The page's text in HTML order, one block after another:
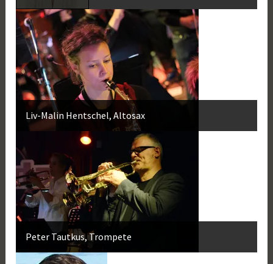
Liv-Malin Hentschel, Altosax
Peter Tautkus, Trompete